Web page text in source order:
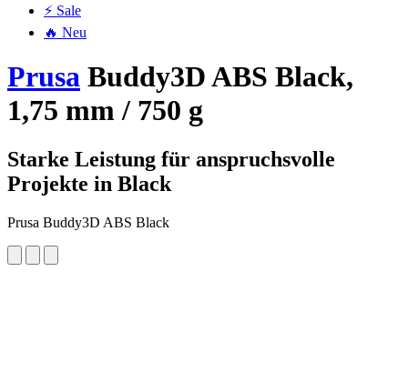
⚡ Sale
🔥 Neu
Prusa Buddy3D ABS Black,
1,75 mm / 750 g
Starke Leistung für anspruchsvolle
Projekte in Black
Prusa Buddy3D ABS Black